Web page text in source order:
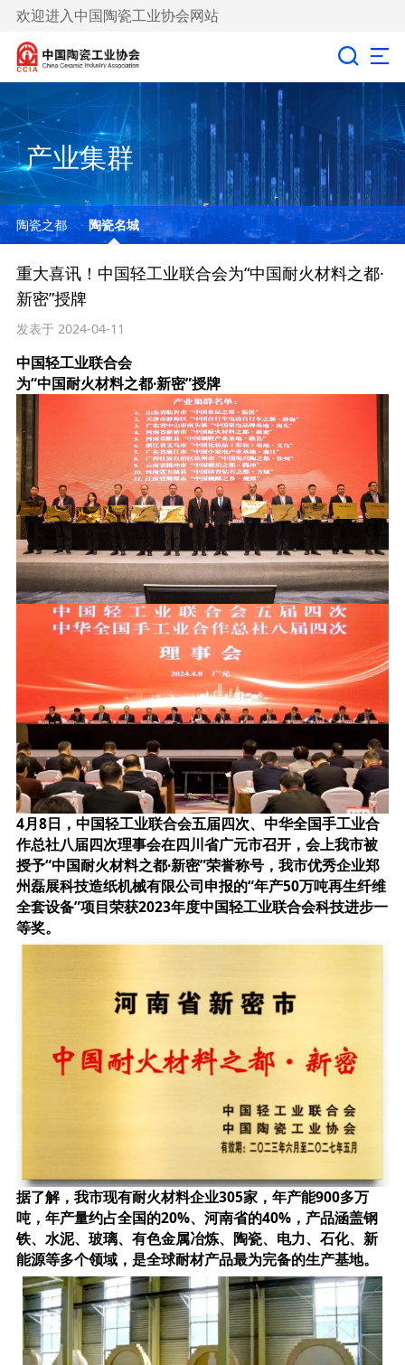
欢迎进入中国陶瓷工业协会网站
产业集群
陶瓷之都 陶瓷名城
重大喜讯！中国轻工业联合会为“中国耐火材料之都·
新密”授牌
发表于 2024-04-11
中国轻工业联合会
为“中国耐火材料之都·新密”授牌
4月8日，中国轻工业联合会五届四次、中华全国手工业合
作总社八届四次理事会在四川省广元市召开，会上我市被
授予“中国耐火材料之都·新密”荣誉称号，我市优秀企业郑
州磊展科技造纸机械有限公司申报的“年产50万吨再生纤维
全套设备”项目荣获2023年度中国轻工业联合会科技进步一
等奖。
据了解，我市现有耐火材料企业305家，年产能900多万
吨，年产量约占全国的20%、河南省的40%，产品涵盖钢
铁、水泥、玻璃、有色金属冶炼、陶瓷、电力、石化、新
能源等多个领域，是全球耐材产品最为完备的生产基地。